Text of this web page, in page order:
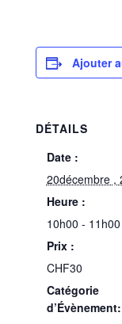
Ajouter
DÉTAILS
Date :
20décembre ,
Heure :
10h00 - 11h00
Prix :
CHF30
Catégorie
d’Évènement: